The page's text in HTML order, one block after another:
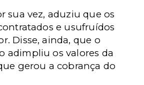
sua vez, aduziu que os
e usufruídos
Disse, ainda, que o
adimpliu os valores da
gerou a cobrança do